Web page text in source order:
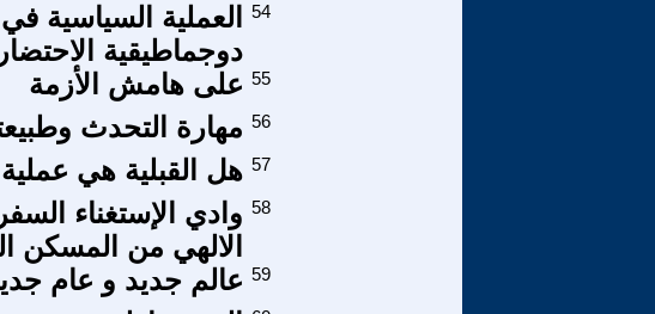
العملية السياسية
دوجماطيقية الاحتضار
54
على هامش الأزمة 55
مهارة التحدث 56
هل القبلية هي 57
وادي الإستغناء
الالهي من المسكن
58
عالم جديد و عام 59